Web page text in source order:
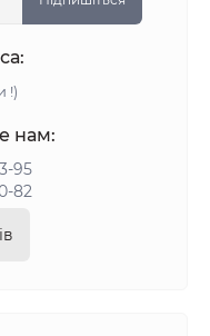
!)
нам:
95
82